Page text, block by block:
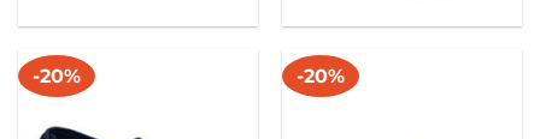
-20% -20%